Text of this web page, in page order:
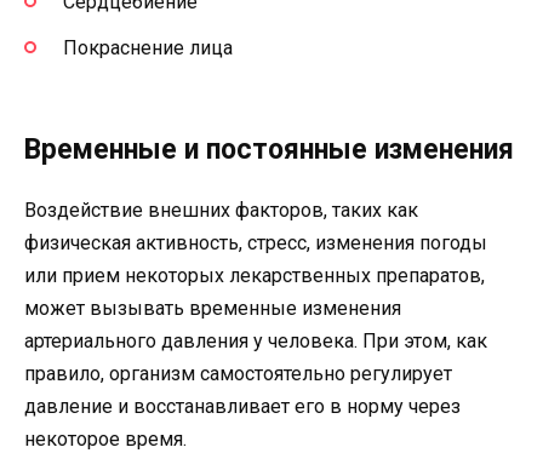
Покраснение лица
Временные и постоянные изменения
Воздействие внешних факторов, таких как
физическая активность, стресс, изменения погоды
или прием некоторых лекарственных препаратов,
может вызывать временные изменения
артериального давления у человека. При этом, как
правило, организм самостоятельно регулирует
давление и восстанавливает его в норму через
некоторое время.